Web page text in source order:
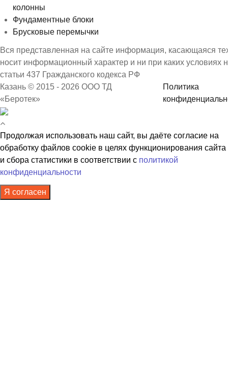
колонны
Фундаментные блоки
Брусковые перемычки
Вся представленная на сайте информация, касающаяся
носит информационный характер и ни при каких
статьи 437 Гражданского кодекса РФ
Казань © 2015 - 2026 ООО ТД
«Беротек»
Политика
Продолжая использовать наш сайт, вы даёте согласие на
обработку файлов cookie в целях функционирования сайта
и сбора статистики в соответствии с политикой
конфиденциальности
Я согласен